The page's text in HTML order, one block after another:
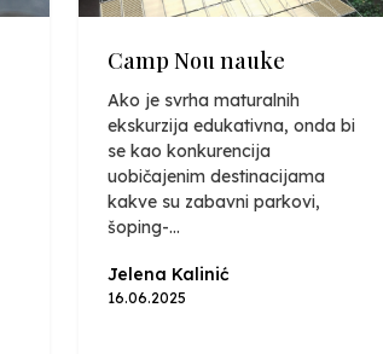
Camp Nou nauke
Ako je svrha maturalnih
ekskurzija edukativna, onda bi
se kao konkurencija
uobičajenim destinacijama
kakve su zabavni parkovi,
šoping-...
Jelena Kalinić
16.06.2025